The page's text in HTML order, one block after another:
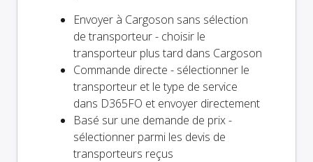
Envoyer à Cargoson sans sélection
de transporteur - choisir le
transporteur plus tard dans Cargoson
Commande directe - sélectionner le
transporteur et le type de service
dans D365FO et envoyer directement
Basé sur une demande de prix -
sélectionner parmi les devis de
transporteurs reçus